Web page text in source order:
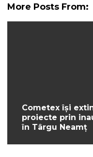
More Posts From:
Cometex își
proiecte prin
în Târgu Neamț